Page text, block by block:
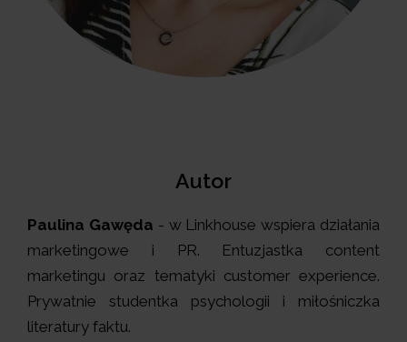
Autor
Paulina Gawęda - w Linkhouse wspiera działania
marketingowe i PR. Entuzjastka content
marketingu oraz tematyki customer experience.
Prywatnie studentka psychologii i miłośniczka
literatury faktu.